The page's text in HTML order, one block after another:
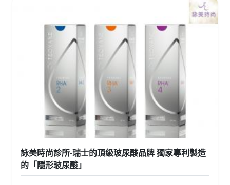
詠美時尚診所-瑞士的頂級玻尿酸品牌 獨家專利製造
的「隱形玻尿酸」